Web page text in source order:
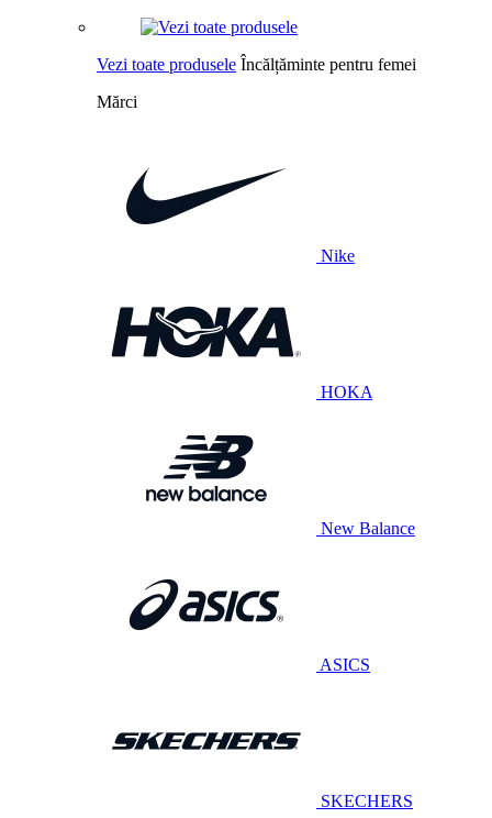
Vezi toate produsele Încălțăminte pentru femei
Mărci
Nike
HOKA
New Balance
ASICS
SKECHERS